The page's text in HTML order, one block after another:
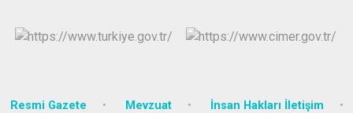
Resmi Gazete Mevzuat İnsan Hakları İletişim